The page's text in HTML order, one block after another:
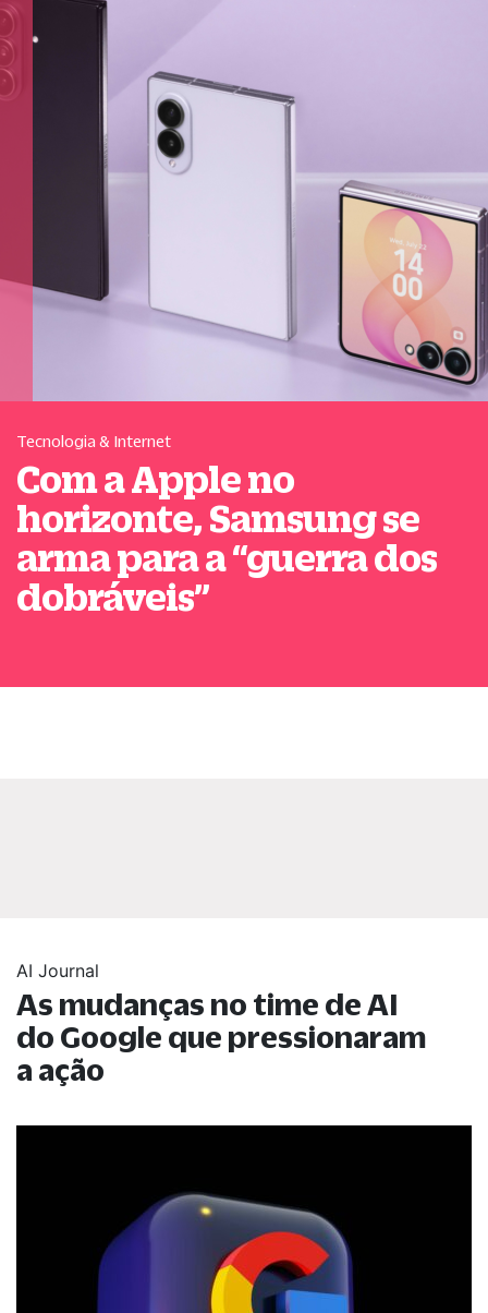
Tecnologia & Internet
Com a Apple no
horizonte, Samsung se
arma para a“guerra dos
dobráveis”
AI Journal
As mudanças no time de AI
do Google que pressionaram
a ação